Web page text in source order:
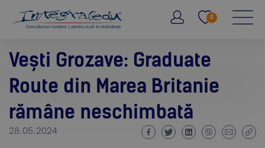
0
Vești Grozave: Graduate
Route din Marea Britanie
rămâne neschimbată
28.05.2024